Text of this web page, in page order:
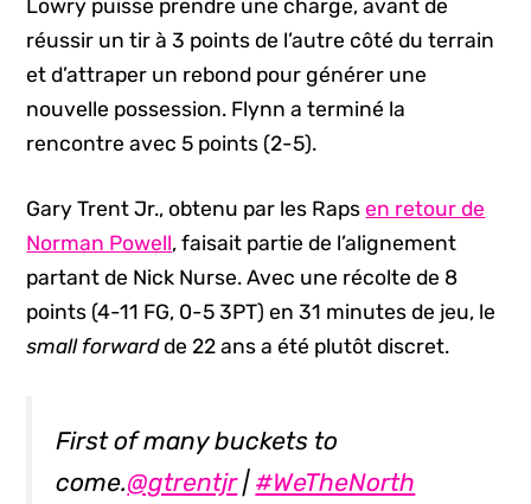
Lowry puisse prendre une charge, avant de
réussir un tir à 3 points de l’autre côté du terrain
et d’attraper un rebond pour générer une
nouvelle possession. Flynn a terminé la
rencontre avec 5 points (2-5).
Gary Trent Jr., obtenu par les Rapsen retour de
Norman Powell, faisait partie de l’alignement
partant de Nick Nurse. Avec une récolte de 8
points (4-11 FG, 0-5 3PT) en 31 minutes de jeu, le
small forwardde 22 ans a été plutôt discret.
First of many buckets to
come.@gtrentjr| #WeTheNorth